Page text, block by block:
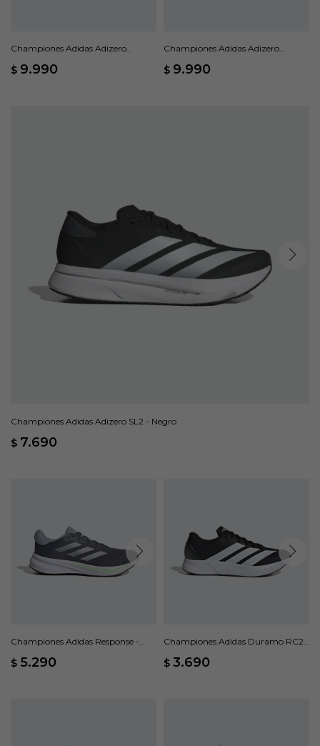
Championes Adidas Adizero
$ 9.990
Championes Adidas Adizero
$ 9.990
Championes Adidas Adizero SL2 - Negro
$ 7.690
Championes Adidas Response -
$ 5.290
Championes Adidas Duramo RC2 -
$ 3.690